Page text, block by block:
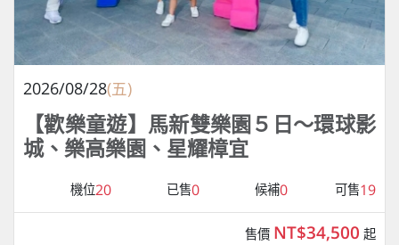
2026/08/28(五)
【歡樂童遊】馬新雙樂園５日～環球影
城、樂高樂園、星耀樟宜
機位20 已售0 候補0 可售19
售價 NT$34,500 起